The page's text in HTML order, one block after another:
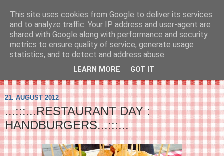
SVIRELIV
- en blog om svirelivet i København og resten af verden...
21. AUGUST 2012
...:::...RESTAURANT DAY :
HANDBURGERS...:::...
This site uses cookies from Google to deliver its services
and to analyze traffic. Your IP address and user-agent are
shared with Google along with performance and security
metrics to ensure quality of service, generate usage
statistics, and to detect and address abuse.
LEARN MORE GOT IT